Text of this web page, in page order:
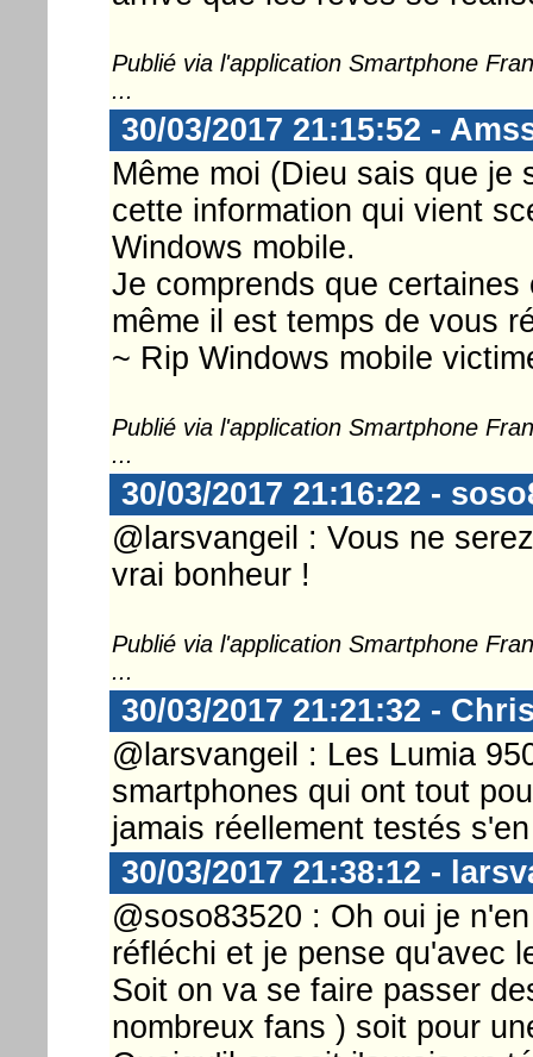
Publié via l'application Smartphone
...
30/03/2017 21:15:52 -
Même moi (Dieu sais que je
cette information qui vient
Windows mobile.
Je comprends que
même il est temps de vous
~ Rip Windows mobile
Publié via l'application Smartphone
...
30/03/2017 21:16:22 -
@larsvangeil : Vous ne
vrai bonheur !
Publié via l'application Smartphone
...
30/03/2017 21:21:32 -
@larsvangeil : Les Lumia
smartphones qui ont tout
jamais réellement testés
30/03/2017 21:38:12 -
@soso83520 : Oh oui je
réfléchi et je pense qu'avec
Soit on va se faire passer
nombreux fans ) soit pour